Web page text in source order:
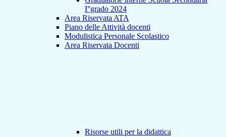
I°grado 2024
Area Riservata ATA
Piano delle Attività docenti
Modulistica Personale Scolastico
Area Riservata Docenti
Risorse utili per la didattica